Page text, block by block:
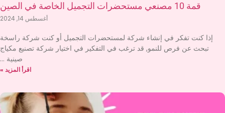
قمة 10 مصنعي مستحضرات التجميل الخاصة في الصين
أغسطس 14, 2024
إذا كنت تفكر في إنشاء شركة لمستحضرات التجميل أو كنت شركة راسخة
تبحث عن فرص للنمو, قد ترغب في التفكير في اختيار شركة تصنيع مكياج
صينية
اقرأ المزيد »